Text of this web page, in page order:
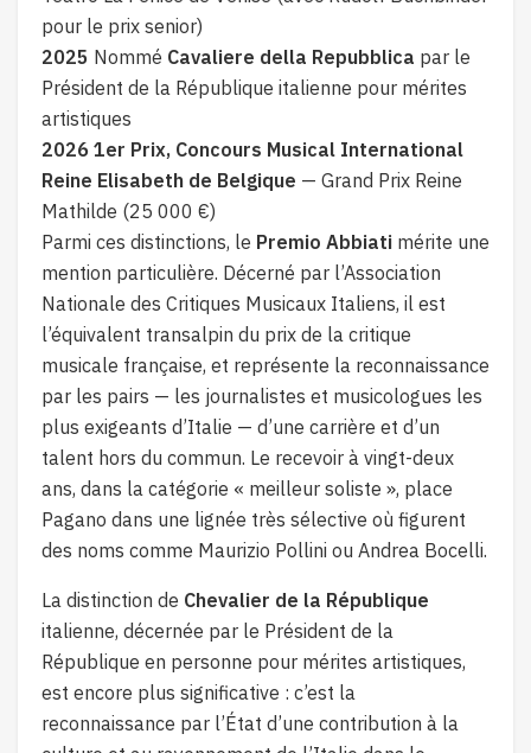
pour le prix senior)
2025 Nommé Cavaliere della Repubblica par le
Président de la République italienne pour mérites
artistiques
2026 1er Prix, Concours Musical International
Reine Elisabeth de Belgique — Grand Prix Reine
Mathilde (25 000 €)
Parmi ces distinctions, le Premio Abbiati mérite une
mention particulière. Décerné par l’Association
Nationale des Critiques Musicaux Italiens, il est
l’équivalent transalpin du prix de la critique
musicale française, et représente la reconnaissance
par les pairs — les journalistes et musicologues les
plus exigeants d’Italie — d’une carrière et d’un
talent hors du commun. Le recevoir à vingt-deux
ans, dans la catégorie « meilleur soliste », place
Pagano dans une lignée très sélective où figurent
des noms comme Maurizio Pollini ou Andrea Bocelli.
La distinction de Chevalier de la République
italienne, décernée par le Président de la
République en personne pour mérites artistiques,
est encore plus significative : c’est la
reconnaissance par l’État d’une contribution à la